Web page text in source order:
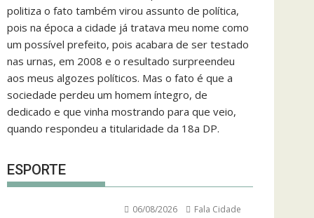
politiza o fato também virou assunto de política,
pois na época a cidade já tratava meu nome como
um possível prefeito, pois acabara de ser testado
nas urnas, em 2008 e o resultado surpreendeu
aos meus algozes políticos. Mas o fato é que a
sociedade perdeu um homem íntegro, de
dedicado e que vinha mostrando para que veio,
quando respondeu a titularidade da 18a DP.
ESPORTE
06/08/2026
Fala Cidade